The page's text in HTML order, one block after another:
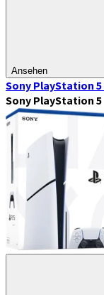
Ansehen
Sony PlayStation 5
Sony PlayStation 5